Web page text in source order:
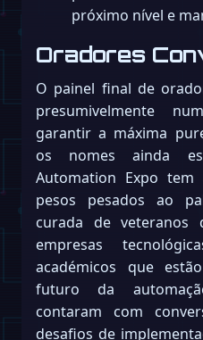
próximo nível e
Oradores
O painel final de
presumivelmente
garantir a máxima
os nomes ainda
Automation Expo
pesos pesados ao
curada de veteranos
empresas
académicos que
futuro da
contaram com
desafios de